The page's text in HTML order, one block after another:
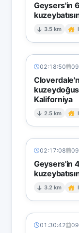
Geysers'in
3.5 km I
02:18:50
Kaliforniya
2.5 km I
02:17:08
Geysers'in
3.2 km I
01:30:42